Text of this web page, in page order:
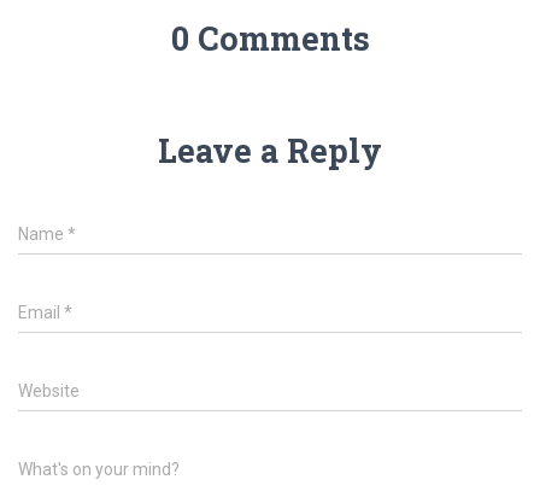
0 Comments
Leave a Reply
Name *
Email *
Website
What's on your mind?